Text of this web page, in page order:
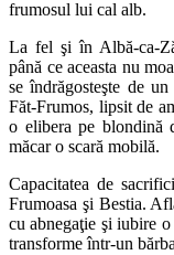
frumosul lui cal alb.
La fel şi în Albă-ca-
până ce aceasta nu
se îndrăgosteşte de
Făt-Frumos, lipsit de
o elibera pe blondină
măcar o scară mobilă.
Capacitatea de
Frumoasa şi Bestia.
cu abnegaţie şi iubire o
transforme într-un